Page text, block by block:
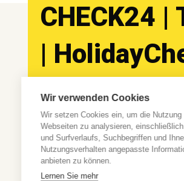
CHECK24 |
|
Impressum
ung
Wir verwenden Cookies
Wir setzen Cookies ein, um die Nutzung
Webseiten zu analysieren,
und Surfverlaufs, Suchbegriffen und
Nutzungsverhalten angepasste
anbieten zu können.
Lernen Sie mehr